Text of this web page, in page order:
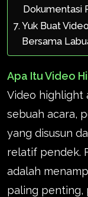
Dokumentasi
Yuk Buat
Bersama
Apa Itu Video
Video highlight
sebuah acara,
yang disusun
relatif pendek.
adalah
paling penting,